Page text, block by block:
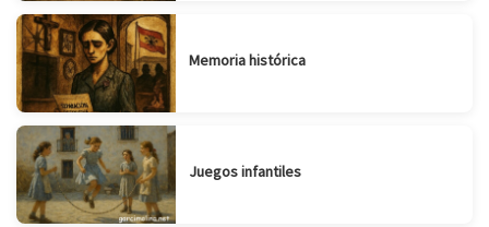
Memoria histórica
Juegos infantiles